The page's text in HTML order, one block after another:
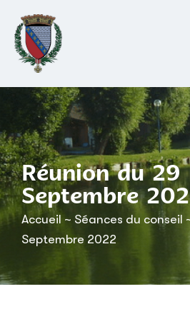
principal
Réunion du 29
Septembre
Accueil ~ Séances du conseil
Septembre 2022